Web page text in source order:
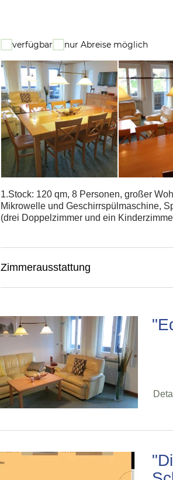
verfügbar nur Abreise möglich
1.Stock: 120 qm, 8 Personen, großer
Mikrowelle und Geschirrspülmaschine,
(drei Doppelzimmer und ein
Zimmerausstattung